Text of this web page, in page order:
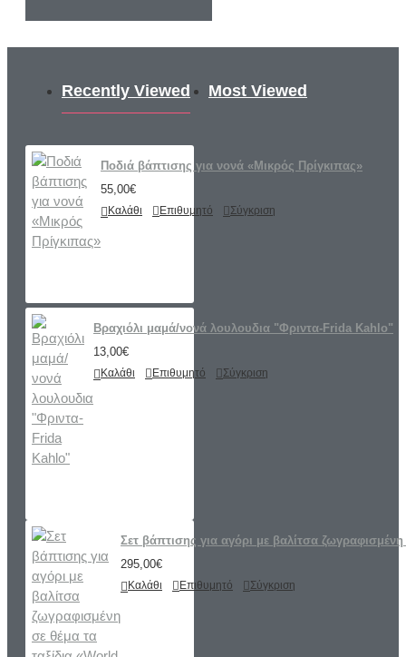
Recently Viewed Most Viewed
Ποδιά βάπτισης για νονά «Μικρός Πρίγκιπας»
55,00€
Καλάθι Επιθυμητό Σύγκριση
Βραχιόλι μαμά/νονά λουλουδια "Φριντα-Frida Kahlo"
13,00€
Καλάθι Επιθυμητό Σύγκριση
Σετ βάπτισης για αγόρι με βαλίτσα
295,00€
Καλάθι Επιθυμητό Σύγκριση